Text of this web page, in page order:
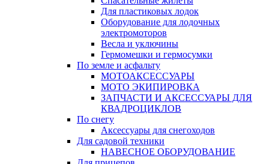
Для пластиковых лодок
Оборудование для лодочных
электромоторов
Весла и уключины
Гермомешки и гермосумки
По земле и асфальту
МОТОАКСЕССУАРЫ
МОТО ЭКИПИРОВКА
ЗАПЧАСТИ И АКСЕССУАРЫ ДЛЯ
КВАДРОЦИКЛОВ
По снегу
Аксессуары для снегоходов
Для садовой техники
НАВЕСНОЕ ОБОРУДОВАНИЕ